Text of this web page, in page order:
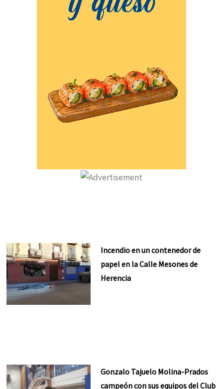
Incendio en un contenedor de
papel en la Calle Mesones de
Herencia
Gonzalo Tajuelo Molina-Prados
campeón con sus equipos del Club